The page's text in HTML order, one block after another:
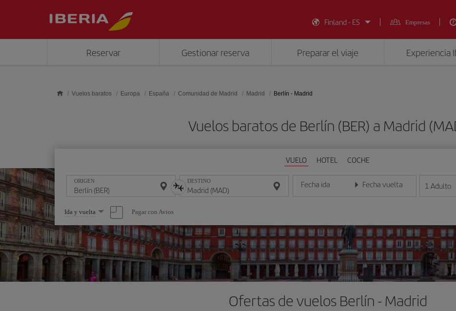
Finland - ES
Empresas
Reservar Gestionar reserva Preparar el viaje Experiencia
Vuelos baratos Europa España Comunidad de Madrid Madrid Berlín - Madrid
Vuelos baratos de Berlín (BER) a Madrid
VUELO HOTEL COCHE
ORIGEN DESTINO Fecha ida
Introduce la fecha en formato día/mes/año
Fecha vuelta
Introduce la fecha en formato día/
1 Adulto
Seleccione
una
opción
Ida y vuelta Pagar con Avios
Ofertas de vuelos Berlín - Madrid